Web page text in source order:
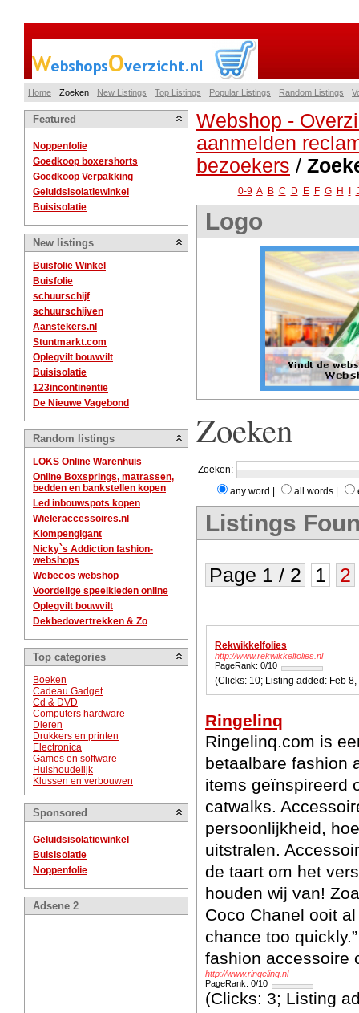
Home Zoeken New Listings Top Listings Popular Listings Random Listings
Featured
Noppenfolie
Goedkoop boxershorts
Goedkoop Verpakking
Geluidsisolatiewinkel
Buisisolatie
New listings
Buisfolie Winkel
Buisfolie
schuurschijf
schuurschijven
Aanstekers.nl
Stuntmarkt.com
Oplegvilt bouwvilt
Buisisolatie
123incontinentie
De Nieuwe Vagebond
Random listings
LOKS Online Warenhuis
Online Boxsprings, matrassen,
bedden en bankstellen kopen
Led inbouwspots kopen
Wieleraccessoires.nl
Klompengigant
Nicky`s Addiction fashion-
webshops
Webecos webshop
Voordelige speelkleden online
Oplegvilt bouwvilt
Dekbedovertrekken & Zo
Top categories
Boeken
Cadeau Gadget
Cd & DVD
Computers hardware
Dieren
Drukkers en printen
Electronica
Games en software
Huishoudelijk
Klussen en verbouwen
Sponsored
Geluidsisolatiewinkel
Buisisolatie
Noppenfolie
Adsene 2
Webshop -
aanmelden
bezoekers /
0-9 A B C D E F G H
Logo
Zoeken
Zoeken:
any word
all words|
Listings
Page 1 / 2 1 2
Rekwikkelfolies
http://www.rekwikkelfolies.nl
PageRank: 0/10
(Clicks:
Ringelinq
Ringelinq.com is
betaalbare fashion
items geïnspireerd
catwalks.
persoonlijkheid,
uitstralen.
de taart om het
houden wij van!
Coco Chanel ooit
chance too
fashion accessoire
http://www.ringelinq.nl
PageRank: 0/10
(Clicks: 3; Listing